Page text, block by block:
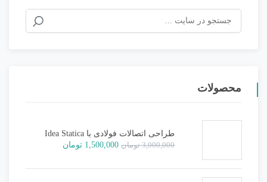
برای:
محصولات
طراحی اتصالات فولادی با Idea Statica
3,000,000 تومان قیمت
3,000,000 تومان
1,500,000 تومانقیمت
1,500,000 تومان.